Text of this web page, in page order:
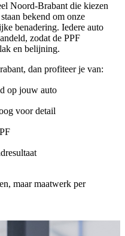
Noord-Brabant die kiezen
bekend om onze
benadering. Iedere auto
zodat de PPF
en belijning.
, dan profiteer je van:
op jouw auto
voor detail
maar maatwerk per